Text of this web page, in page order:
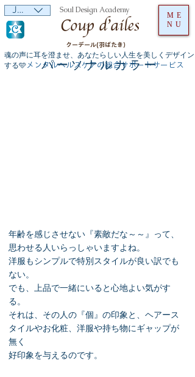
クーデール(羽ばたき）
魂の声に耳を澄ませ、あなたらしい人生を美しくデザイン
する🩵 メンタルヘルスケアの総合サポートサービス
ME
NU
JPY (¥) Soul Design Academy
​パーソナルカラー
年齢を感じさせない『素敵だな～～』って、
思わせる人いらっしゃいますよね。
洋服もシンプルで特別スタイルが良い訳でも
ない。
でも、上品で一緒にいると心地よい気がす
る。
それは、その人の『個』の印象と、ヘアース
タイルやお化粧、洋服や持ち物にギャップが
無く
好印象を与えるのです。